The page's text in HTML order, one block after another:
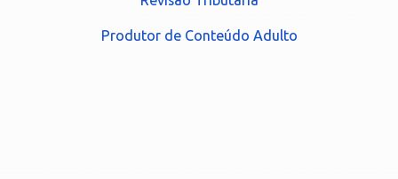
Produtor de Conteúdo Adulto